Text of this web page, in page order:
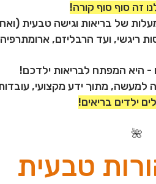
זה סוף סוף קורה!
ריגשי, ועד הרבליזם,
- היא המפתח לבריאות ילדכם!
מתוך ידע מקצועי, עובדות
ילדים בריאים!
🌺
טבעית